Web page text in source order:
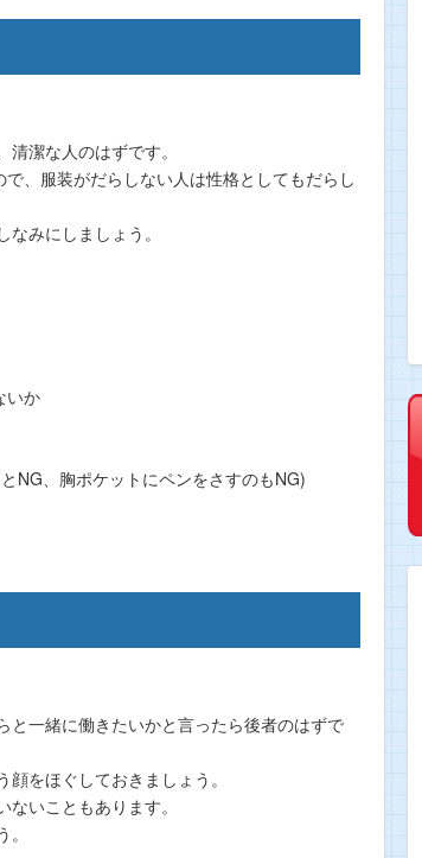
潔な人のはずです。
、服装がだらしない人は性格としてもだらし
みにしましょう。
いか
NG、胸ポケットにペンをさすのもNG)
と一緒に働きたいかと言ったら後者のはずで
をほぐしておきましょう。
いこともあります。